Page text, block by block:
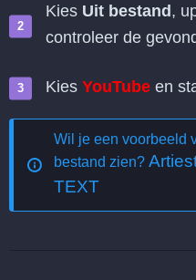
Kies Uit bestand ,
controleer de
Kies YouTube en
Wil je een voorbeeld
bestand zien?
TEXT